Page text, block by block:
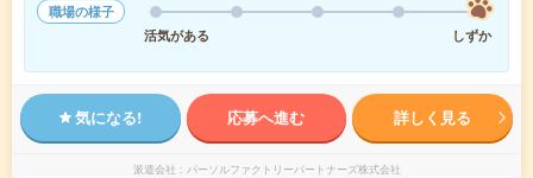
職場の様子
活気がある
しずか
気になる! 応募へ進む 詳しく見る
派遣会社 パーソルファクトリーパートナーズ株式会社